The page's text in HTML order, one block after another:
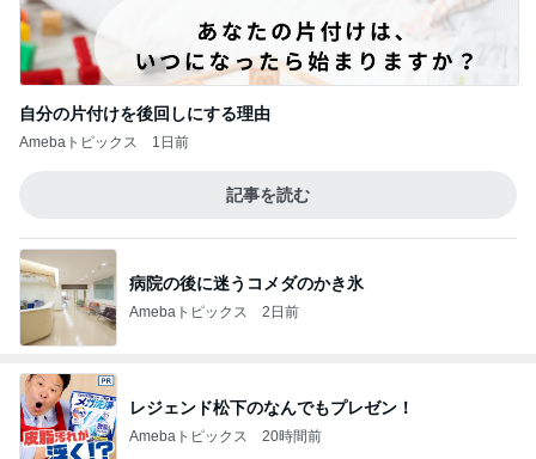
自分の片付けを後回しにする理由
Amebaトピックス 1日前
記事を読む
病院の後に迷うコメダのかき氷
Amebaトピックス 2日前
レジェンド松下のなんでもプレゼン！
Amebaトピックス 20時間前